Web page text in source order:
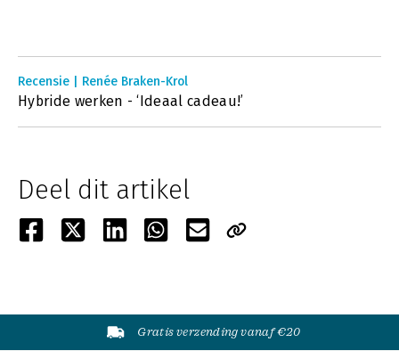
Recensie | Renée Braken-Krol
Hybride werken - ‘Ideaal cadeau!’
Deel dit artikel
Gratis verzending vanaf €20